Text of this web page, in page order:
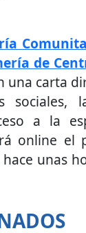
de
una carta
sociales,
a la
online el
unas